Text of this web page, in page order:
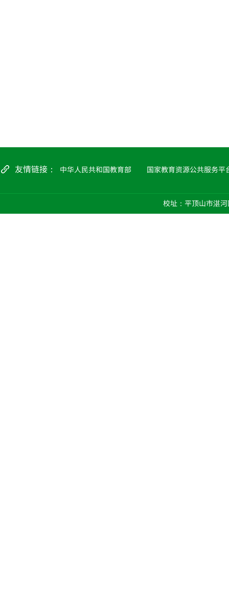
友情链接： 中华人民共和国教育部 国家教育资源公共服务平
校址：平顶山市